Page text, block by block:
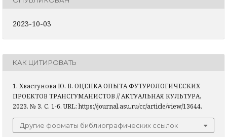
2023-10-03
КАК ЦИТИРОВАТЬ
1. Хвастунова Ю. В. ОЦЕНКА ОПЫТА ФУТУРОЛОГИЧЕСКИХ
ПРОЕКТОВ ТРАНСГУМАНИСТОВ // АКТУАЛЬНАЯ КУЛЬТУРА,
2023. № 3. С. 1-6. URL: https://journal.asu.ru/cc/article/view/13644.
Другие форматы библиографических ссылок